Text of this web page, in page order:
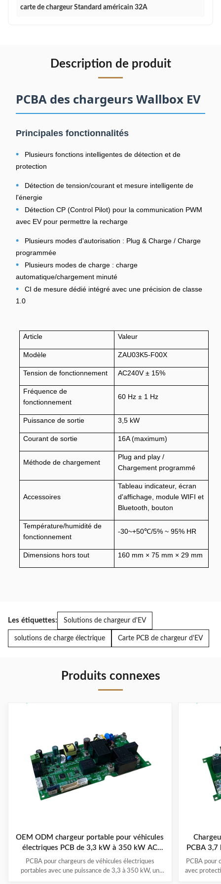
carte de chargeur Standard américain 32A
Description de produit
PCBA des chargeurs Wallbox EV
Principales fonctionnalités
•
Plusieurs fonctions intelligentes de détection et de
protection
•
Détection de tension/courant et mesure intelligente de
l'énergie
•
Détection CP (Control Pilot) pour la communication PWM
avec EV pour permettre la recharge
•
Plusieurs modes d'autorisation : Plug & Charge / Charge
programmée
•
Plusieurs modes de charge : charge
automatique/chargement minuté
•
CI de mesure dédié intégré avec une précision de classe
1.0
Article Valeur
Modèle ZAU03K5-F00X
Tension de fonctionnement AC240V ± 15%
Fréquence de
fonctionnement
60 Hz ± 1 Hz
Puissance de sortie 3,5 kW
Courant de sortie 16A (maximum)
Méthode de chargement
Plug and play /
Chargement programmé
Accessoires
Tableau indicateur, écran
d'affichage, module WIFI et
Bluetooth, bouton
Température/humidité de
fonctionnement
-30~+50℃/5% ~ 95% HR
Dimensions hors tout 160 mm × 75 mm × 29 mm
Les étiquettes: Solutions de chargeur d'EV
solutions de charge électrique Carte PCB de chargeur d'EV
Produits connexes
OEM ODM chargeur portable pour véhicules
électriques PCB de 3,3 kW à 350 kW AC
220V/380V
PCBA pour chargeurs de véhicules électriques
portables avec une puissance de 3,3 à 350 kW, un
PCBA
PCBA pour
avec